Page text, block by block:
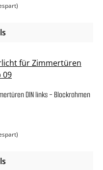
DIN links - Blockrahmen